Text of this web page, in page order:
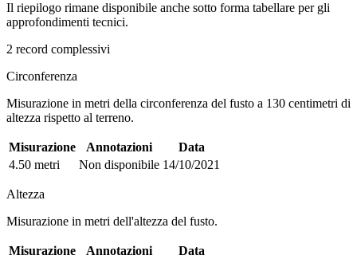
Il riepilogo rimane disponibile anche sotto forma tabellare per gli
approfondimenti tecnici.
2 record complessivi
Circonferenza
Misurazione in metri della circonferenza del fusto a 130 centimetri di
altezza rispetto al terreno.
Misurazione Annotazioni
Data
4.50 metri
Non disponibile 14/10/2021
Altezza
Misurazione in metri dell'altezza del fusto.
Misurazione Annotazioni
Data